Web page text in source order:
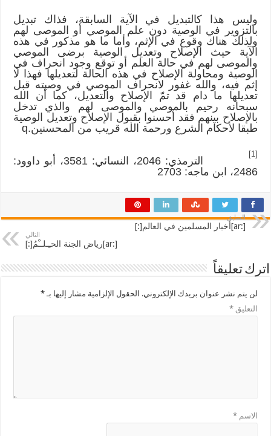
وليس هذا كالتبديل في الآية السابقة، فذاك تبديل
بالتزوير في الوصية دون علم الموصي أو الموصى لهم
ولذلك هناك وقوع في الإثم، وأما ما هو مذكور في هذه
الآية حيث الإصلاح وتعديل الوصية برضى الموصي
والموصى لهم في حالة العلم أو توقع وجود انحراف في
الوصية ومحاولة الإصلاح في هذه الحالة لتعديلها فهذا لا
إثم فيه، والله غفور لانحراف الموصي في وصيته قبل
تعديلها ما دام قد تمّ الإصلاح والتعديل، كما أن الله
سبحانه رحيم بالموصي والموصى لهم والذي تدخل
بالإصلاح بينهم فقد أحسنوا بقبول الإصلاح وتعديل الوصية
طبقا لأحكام الشرع ورحمة الله قريب من المحسنين.q
[1]
الترمذي: 2046، النسائي: 3581، أبو داوود:
2486، ابن ماجه: 2703
السابق
[:ar]أخبار المسلمين في العالم[:]
التالي
[:ar]رياض الجنة الحـِـلــْمُ[:]
اترك تعليقاً
لن يتم نشر عنوان بريدك الإلكتروني. الحقول الإلزامية مشار إليها بـ*
التعليق*
الاسم*